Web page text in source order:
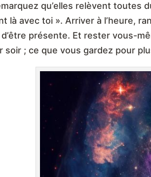
qu’elles relèvent toutes
là avec toi ». Arriver à l’heure,
présente. Et rester vous-
soir ; ce que vous gardez pour